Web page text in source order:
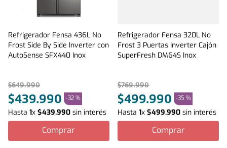
Refrigerador Fensa 436L No
Frost Side By Side Inverter con
AutoSense SFX440 Inox
$649.990
$439.990 -32 %
Hasta 1x $439.990 sin interés
Comprar
Refrigerador Fensa 320L No
Frost 3 Puertas Inverter Cajón
SuperFresh DM64S Inox
$769.990
$499.990 -35 %
Hasta1x$499.990 sin interés
Comprar